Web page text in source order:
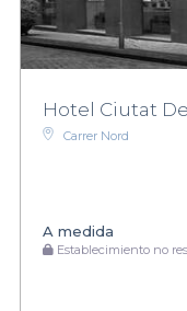
Hotel Ciutat
Carrer Nord
A medida
Establecimiento no